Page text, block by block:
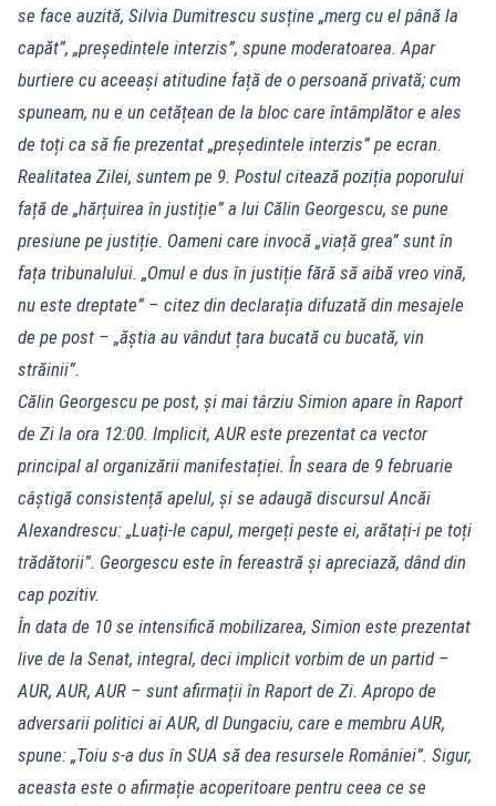
se face auzită, Silvia Dumitrescu susține „merg cu el până la
capăt”, „președintele interzis”, spune moderatoarea. Apar
burtiere cu aceeași atitudine față de o persoană privată; cum
spuneam, nu e un cetățean de la bloc care întâmplător e ales
de toți ca să fie prezentat „președintele interzis” pe ecran.
Realitatea Zilei, suntem pe 9. Postul citează poziția poporului
față de „hărțuirea în justiție” a lui Călin Georgescu, se pune
presiune pe justiție. Oameni care invocă „viață grea” sunt în
fața tribunalului. „Omul e dus în justiție fără să aibă vreo vină,
nu este dreptate” – citez din declarația difuzată din mesajele
de pe post – „ăștia au vândut țara bucată cu bucată, vin
străinii”.
Călin Georgescu pe post, și mai târziu Simion apare în Raport
de Zi la ora 12:00. Implicit, AUR este prezentat ca vector
principal al organizării manifestației. În seara de 9 februarie
câștigă consistență apelul, și se adaugă discursul Ancăi
Alexandrescu: „Luați-le capul, mergeți peste ei, arătați-i pe toți
trădătorii”. Georgescu este în fereastră și apreciază, dând din
cap pozitiv.
În data de 10 se intensifică mobilizarea, Simion este prezentat
live de la Senat, integral, deci implicit vorbim de un partid –
AUR, AUR, AUR – sunt afirmații în Raport de Zi. Apropo de
adversarii politici ai AUR, dl Dungaciu, care e membru AUR,
spune: „Toiu s-a dus în SUA să dea resursele României”. Sigur,
aceasta este o afirmație acoperitoare pentru ceea ce se